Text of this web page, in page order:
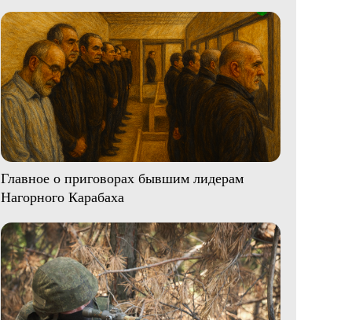
Главное о приговорах бывшим лидерам
Нагорного Карабаха